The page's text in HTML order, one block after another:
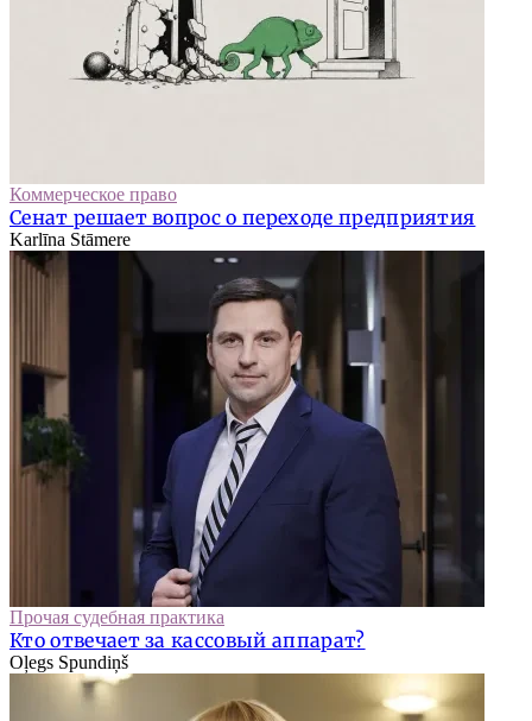
Коммерческое право
Сенат решает вопрос о переходе предприятия
Karlīna Stāmere
Прочая судебная практика
Кто отвечает за кассовый аппарат?
Oļegs Spundiņš